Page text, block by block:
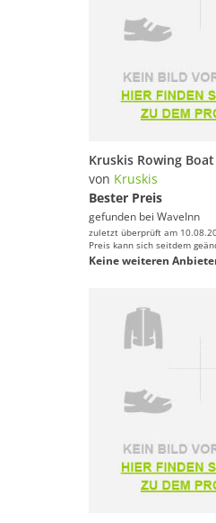
von Kruskis
Bester Preis
gefunden bei WaveInn
zuletzt überprüft am
Preis kann sich seitdem
Keine weiteren